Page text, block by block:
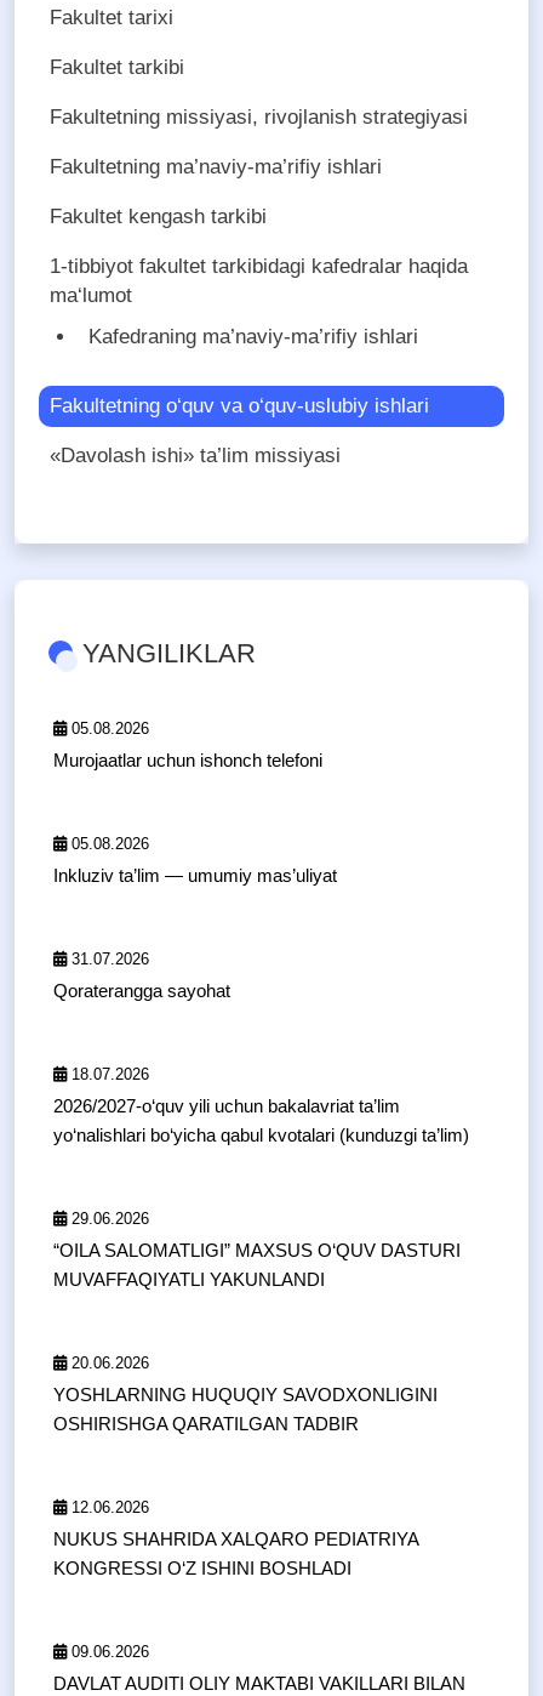
Fakultet tarixi
Fakultet tarkibi
Fakultetning missiyasi, rivojlanish strategiyasi
Fakultetning ma’naviy-ma’rifiy ishlari
Fakultet kengash tarkibi
1-tibbiyot fakultet tarkibidagi kafedralar haqida
ma‘lumot
Kafedraning ma’naviy-ma’rifiy ishlari
Fakultetning o‘quv va o‘quv-uslubiy ishlari
«Davolash ishi» ta’lim missiyasi
YANGILIKLAR
05.08.2026
Murojaatlar uchun ishonch telefoni
05.08.2026
Inkluziv ta’lim — umumiy mas’uliyat
31.07.2026
Qoraterangga sayohat
18.07.2026
2026/2027-o‘quv yili uchun bakalavriat ta’lim
yo‘nalishlari bo‘yicha qabul kvotalari (kunduzgi ta’lim)
29.06.2026
“OILA SALOMATLIGI” MAXSUS O‘QUV DASTURI
MUVAFFAQIYATLI YAKUNLANDI
20.06.2026
YOSHLARNING HUQUQIY SAVODXONLIGINI
OSHIRISHGA QARATILGAN TADBIR
12.06.2026
NUKUS SHAHRIDA XALQARO PEDIATRIYA
KONGRESSI O‘Z ISHINI BOSHLADI
09.06.2026
DAVLAT AUDITI OLIY MAKTABI VAKILLARI BILAN